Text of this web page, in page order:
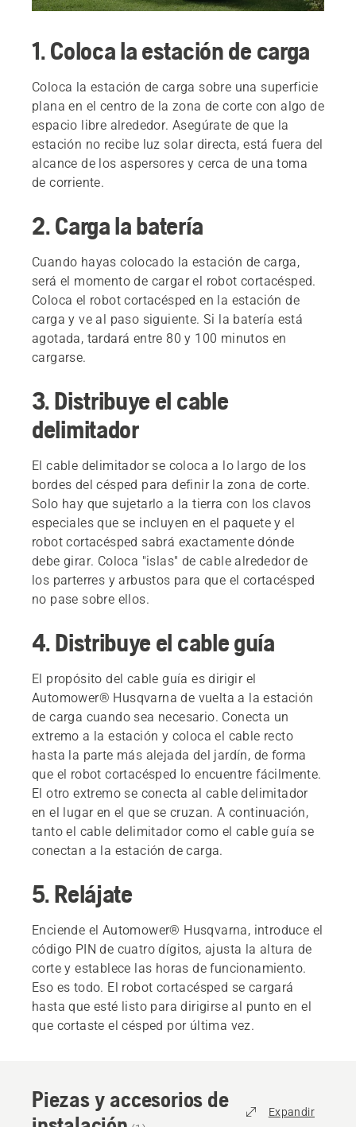
1. Coloca la estación de carga
Coloca la estación de carga sobre una superficie
plana en el centro de la zona de corte con algo de
espacio libre alrededor. Asegúrate de que la
estación no recibe luz solar directa, está fuera del
alcance de los aspersores y cerca de una toma
de corriente.
2. Carga la batería
Cuando hayas colocado la estación de carga,
será el momento de cargar el robot cortacésped.
Coloca el robot cortacésped en la estación de
carga y ve al paso siguiente. Si la batería está
agotada, tardará entre 80 y 100 minutos en
cargarse.
3. Distribuye el cable
delimitador
El cable delimitador se coloca a lo largo de los
bordes del césped para definir la zona de corte.
Solo hay que sujetarlo a la tierra con los clavos
especiales que se incluyen en el paquete y el
robot cortacésped sabrá exactamente dónde
debe girar. Coloca "islas" de cable alrededor de
los parterres y arbustos para que el cortacésped
no pase sobre ellos.
4. Distribuye el cable guía
El propósito del cable guía es dirigir el
Automower® Husqvarna de vuelta a la estación
de carga cuando sea necesario. Conecta un
extremo a la estación y coloca el cable recto
hasta la parte más alejada del jardín, de forma
que el robot cortacésped lo encuentre fácilmente.
El otro extremo se conecta al cable delimitador
en el lugar en el que se cruzan. A continuación,
tanto el cable delimitador como el cable guía se
conectan a la estación de carga.
5. Relájate
Enciende el Automower® Husqvarna, introduce el
código PIN de cuatro dígitos, ajusta la altura de
corte y establece las horas de funcionamiento.
Eso es todo. El robot cortacésped se cargará
hasta que esté listo para dirigirse al punto en el
que cortaste el césped por última vez.
Piezas y accesorios de
Expandir